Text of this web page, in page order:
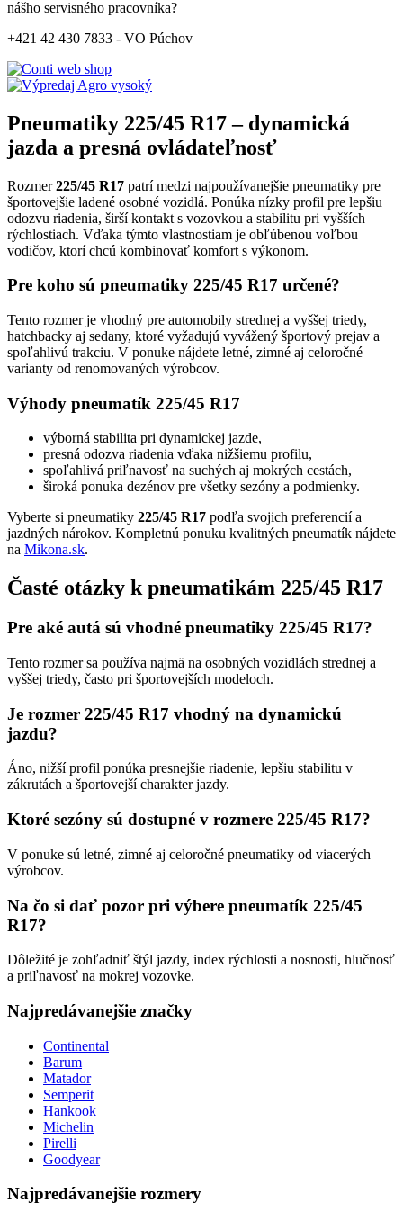
nášho servisného pracovníka?
+421 42 430 7833 - VO Púchov
Pneumatiky 225/45 R17 – dynamická
jazda a presná ovládateľnosť
Rozmer225/45 R17 patrí medzi najpoužívanejšie pneumatiky pre
športovejšie ladené osobné vozidlá. Ponúka nízky profil pre lepšiu
odozvu riadenia, širší kontakt s vozovkou a stabilitu pri vyšších
rýchlostiach. Vďaka týmto vlastnostiam je obľúbenou voľbou
vodičov, ktorí chcú kombinovať komfort s výkonom.
Pre koho sú pneumatiky 225/45 R17 určené?
Tento rozmer je vhodný pre automobily strednej a vyššej triedy,
hatchbacky aj sedany, ktoré vyžadujú vyvážený športový prejav a
spoľahlivú trakciu. V ponuke nájdete letné, zimné aj celoročné
varianty od renomovaných výrobcov.
Výhody pneumatík 225/45 R17
výborná stabilita pri dynamickej jazde,
presná odozva riadenia vďaka nižšiemu profilu,
spoľahlivá priľnavosť na suchých aj mokrých cestách,
široká ponuka dezénov pre všetky sezóny a podmienky.
Vyberte si pneumatiky 225/45 R17 podľa svojich preferencií a
jazdných nárokov. Kompletnú ponuku kvalitných pneumatík nájdete
na Mikona.sk.
Časté otázky k pneumatikám 225/45 R17
Pre aké autá sú vhodné pneumatiky 225/45 R17?
Tento rozmer sa používa najmä na osobných vozidlách strednej a
vyššej triedy, často pri športovejších modeloch.
Je rozmer 225/45 R17 vhodný na dynamickú
jazdu?
Áno, nižší profil ponúka presnejšie riadenie, lepšiu stabilitu v
zákrutách a športovejší charakter jazdy.
Ktoré sezóny sú dostupné v rozmere 225/45 R17?
V ponuke sú letné, zimné aj celoročné pneumatiky od viacerých
výrobcov.
Na čo si dať pozor pri výbere pneumatík 225/45
R17?
Dôležité je zohľadniť štýl jazdy, index rýchlosti a nosnosti, hlučnosť
a priľnavosť na mokrej vozovke.
Najpredávanejšie značky
Continental
Barum
Matador
Semperit
Hankook
Michelin
Pirelli
Goodyear
Najpredávanejšie rozmery